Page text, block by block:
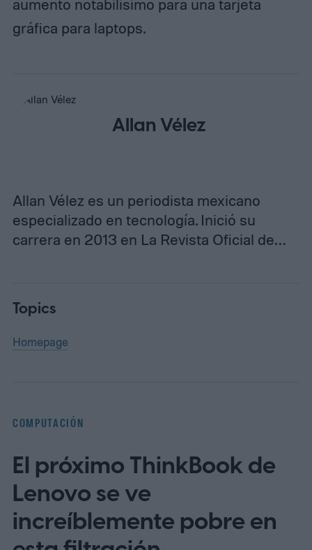
aumento notabilísimo para una tarjeta
gráfica para laptops.
Allan Vélez
Allan Vélez es un periodista mexicano
especializado en tecnología. Inició su
carrera en 2013 en La Revista Oficial de…
Topics
Homepage
COMPUTACIÓN
El próximo ThinkBook de
Lenovo se ve
increíblemente pobre en